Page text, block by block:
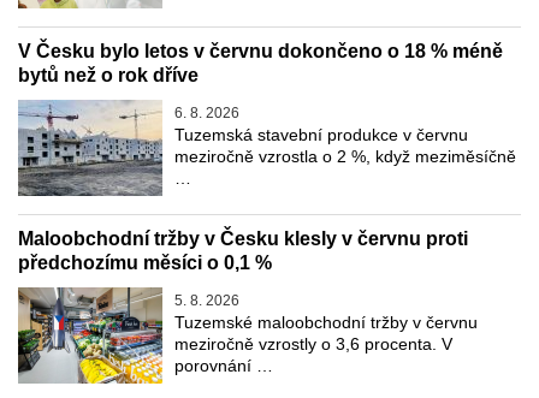
V Česku bylo letos v červnu dokončeno o 18 % méně
bytů než o rok dříve
6. 8. 2026
Tuzemská stavební produkce v červnu
meziročně vzrostla o 2 %, když meziměsíčně
Maloobchodní tržby v Česku klesly v červnu proti
předchozímu měsíci o 0,1 %
5. 8. 2026
Tuzemské maloobchodní tržby v červnu
meziročně vzrostly o 3,6 procenta. V
porovnání …